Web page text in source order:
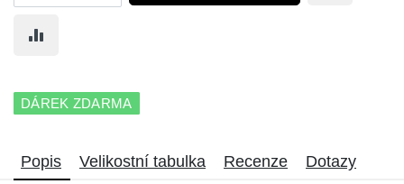
DÁREK ZDARMA
Popis Velikostní tabulka Recenze Dotazy